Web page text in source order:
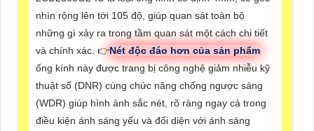
nhìn rộng lên tới 105 độ, giúp quan sát toàn bộ
những gì xảy ra trong tầm quan sát một cách chi tiết
và chính xác. 👉Nét độc đáo hơn của sản phẩm
ống kính này được trang bị công nghệ giảm nhiễu kỹ
thuật số (DNR) cùng chức năng chống ngược sáng
(WDR) giúp hình ảnh sắc nét, rõ ràng ngay cả trong
điều kiện ánh sáng yếu và đối diện với ánh sáng